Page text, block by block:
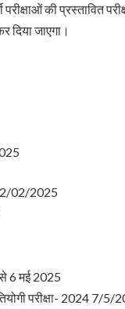
की प्रस्तावित
दिया जाएगा।
2/02/2025
6 मई 2025
परीक्षा- 2024 7/5/